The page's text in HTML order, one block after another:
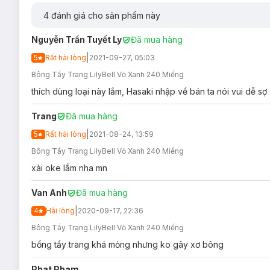
Loại da phù hợp:
Sản phẩm phù hợp với mọi loại da.
4 đánh giá cho sản phẩm này
Nguyễn Trần Tuyết Ly Đã mua hàng
5 Rất hài lòng 2021-09-27, 05:03
Bông Tẩy Trang LilyBell Vỏ Xanh 240 Miếng
thích dùng loại này lắm, Hasaki nhập về bán ta nói vui dễ sợ
Trang Đã mua hàng
5 Rất hài lòng 2021-08-24, 13:59
Bông Tẩy Trang LilyBell Vỏ Xanh 240 Miếng
xài oke lắm nha mn
Van Anh Đã mua hàng
4 Hài lòng 2020-09-17, 22:36
Bông Tẩy Trang LilyBell Vỏ Xanh 240 Miếng
bổng tẩy trang khá mỏng nhưng ko gây xơ bông